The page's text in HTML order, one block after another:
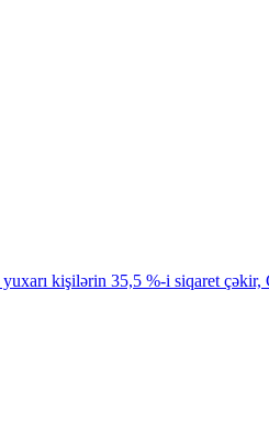
kişilərin 35,5 %-i siqaret